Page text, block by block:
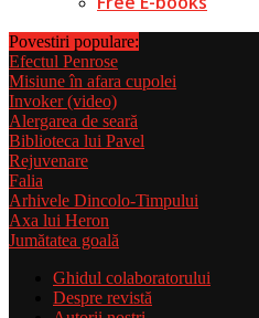
Povestiri populare:
Efectul Penrose
Misiune în afara cupolei
Invoker (video)
Alergarea de seară
Biblioteca lui Pavel
Rejuvenare
Falia
Arhivele Dincolo-Timpului
Axa lui Heron
Jumătatea goală
Ghidul colaboratorului
Despre revistă